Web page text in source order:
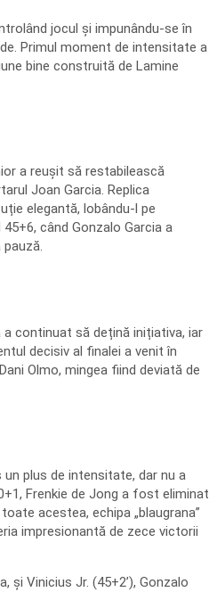
jocul și impunându-se în
Primul moment de intensitate a
bine construită de Lamine
a reușit să restabilească
Joan Garcia. Replica
elegantă, lobându-l pe
când Gonzalo Garcia a
continuat să dețină inițiativa, iar
decisiv al finalei a venit în
Olmo, mingea fiind deviată de
un plus de intensitate, dar nu a
Frenkie de Jong a fost eliminat
acestea, echipa „blaugrana”
impresionantă de zece victorii
și Vinicius Jr. (45+2’), Gonzalo